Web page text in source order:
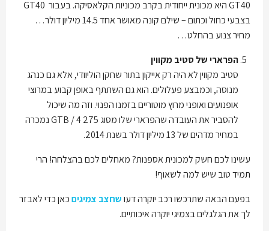
GT40 היא מכונית ייחודית בקרב מכוניות הקלאסיקה. בעבור GT40
בצבעי כחול וכתום – שילם קונה מאושר אחד 14.5 מיליון דולר…
מחיר צנוע בהחלט…
הפרארי של סטיב מקווין
סטיב מקווין לא היה רק אייקון בתור שחקן הוליוודי, אלא גם כנהג
מנוסה, וכמבצע פעלולים. הוא גם השתתף באופן קבוע במרוצי
אופנועים ואופני מרוץ מוטוריים בזמנו הפנוי. וזה מה שיכול
להסביר את העובדה שהפרארי שלו מסוג 275 GTB / 4 נמכרה
במחיר מדהים של 13 מיליון דולר בשנת 2014.
עשינו לכם חשק למכונית אספנות? מאחלים לכם בהצלחה! הרי
תמיד טוב שיש למה לשאוף!
בפעם הבאה שתרכשו רכב יוקרה דעושחצב צמיגיםכאן כדי לאבזר
לך את הגלגלים בצמיגי יוקרה איכותיים.